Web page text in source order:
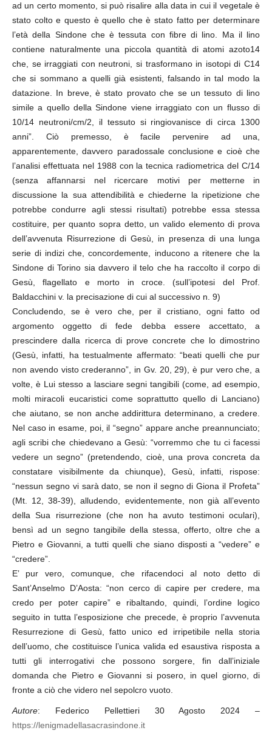
ad un certo momento, si può risalire alla data in cui il vegetale è
stato colto e questo è quello che è stato fatto per determinare
l’età della Sindone che è tessuta con fibre di lino. Ma il lino
contiene naturalmente una piccola quantità di atomi azoto14
che, se irraggiati con neutroni, si trasformano in isotopi di C14
che si sommano a quelli già esistenti, falsando in tal modo la
datazione. In breve, è stato provato che se un tessuto di lino
simile a quello della Sindone viene irraggiato con un flusso di
10/14 neutroni/cm/2, il tessuto si ringiovanisce di circa 1300
anni”. Ciò premesso, è facile pervenire ad una,
apparentemente, davvero paradossale conclusione e cioè che
l’analisi effettuata nel 1988 con la tecnica radiometrica del C/14
(senza affannarsi nel ricercare motivi per metterne in
discussione la sua attendibilità e chiederne la ripetizione che
potrebbe condurre agli stessi risultati) potrebbe essa stessa
costituire, per quanto sopra detto, un valido elemento di prova
dell’avvenuta Risurrezione di Gesù, in presenza di una lunga
serie di indizi che, concordemente, inducono a ritenere che la
Sindone di Torino sia davvero il telo che ha raccolto il corpo di
Gesù, flagellato e morto in croce. (sull’ipotesi del Prof.
Baldacchini v. la precisazione di cui al successivo n. 9)
Concludendo, se è vero che, per il cristiano, ogni fatto od
argomento oggetto di fede debba essere accettato, a
prescindere dalla ricerca di prove concrete che lo dimostrino
(Gesù, infatti, ha testualmente affermato: “beati quelli che pur
non avendo visto crederanno”, in Gv. 20, 29), è pur vero che, a
volte, è Lui stesso a lasciare segni tangibili (come, ad esempio,
molti miracoli eucaristici come soprattutto quello di Lanciano)
che aiutano, se non anche addirittura determinano, a credere.
Nel caso in esame, poi, il “segno” appare anche preannunciato;
agli scribi che chiedevano a Gesù: “vorremmo che tu ci facessi
vedere un segno” (pretendendo, cioè, una prova concreta da
constatare visibilmente da chiunque), Gesù, infatti, rispose:
“nessun segno vi sarà dato, se non il segno di Giona il Profeta”
(Mt. 12, 38-39), alludendo, evidentemente, non già all’evento
della Sua risurrezione (che non ha avuto testimoni oculari),
bensì ad un segno tangibile della stessa, offerto, oltre che a
Pietro e Giovanni, a tutti quelli che siano disposti a “vedere” e
“credere”.
E’ pur vero, comunque, che rifacendoci al noto detto di
Sant’Anselmo D’Aosta: “non cerco di capire per credere, ma
credo per poter capire” e ribaltando, quindi, l’ordine logico
seguito in tutta l’esposizione che precede, è proprio l’avvenuta
Resurrezione di Gesù, fatto unico ed irripetibile nella storia
dell’uomo, che costituisce l’unica valida ed esaustiva risposta a
tutti gli interrogativi che possono sorgere, fin dall’iniziale
domanda che Pietro e Giovanni si posero, in quel giorno, di
fronte a ciò che videro nel sepolcro vuoto.
Autore: Federico Pellettieri 30 Agosto 2024 –
https://lenigmadellasacrasindone.it